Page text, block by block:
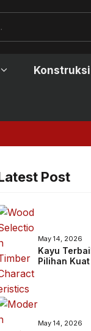
Konstruksi
Post
May 14, 2026
Kayu
Pilihan
May 14, 2026